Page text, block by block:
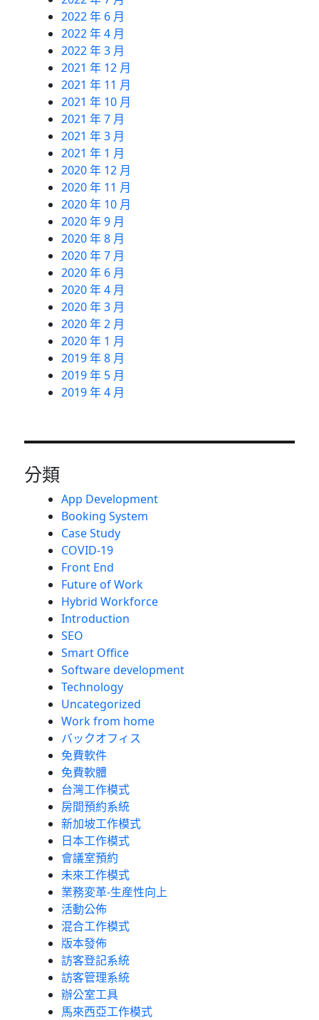
2022 年 6 月
2022 年 4 月
2022 年 3 月
2021 年 12 月
2021 年 11 月
2021 年 10 月
2021 年 7 月
2021 年 3 月
2021 年 1 月
2020 年 12 月
2020 年 11 月
2020 年 10 月
2020 年 9 月
2020 年 8 月
2020 年 7 月
2020 年 6 月
2020 年 4 月
2020 年 3 月
2020 年 2 月
2020 年 1 月
2019 年 8 月
2019 年 5 月
2019 年 4 月
分類
App Development
Booking System
Case Study
COVID-19
Front End
Future of Work
Hybrid Workforce
Introduction
SEO
Smart Office
Software development
Technology
Uncategorized
Work from home
バックオフィス
免費軟件
免費軟體
台灣工作模式
房間預約系統
新加坡工作模式
日本工作模式
會議室預約
未來工作模式
業務変革-生産性向上
活動公佈
混合工作模式
版本發佈
訪客登記系統
訪客管理系統
辦公室工具
馬來西亞工作模式